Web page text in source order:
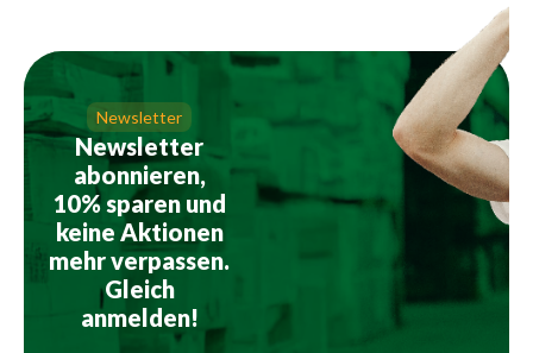
Newsletter
Newsletter
abonnieren,
10% sparen und
keine Aktionen
mehr verpassen.
Gleich
anmelden!